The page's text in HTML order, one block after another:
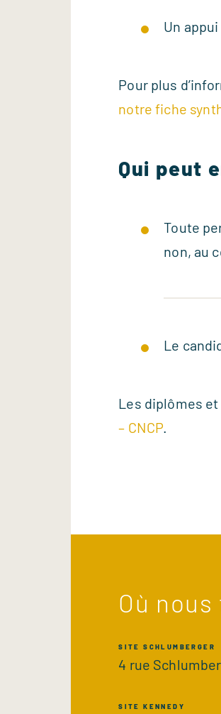
Un
Pour plus
notre fiche
Qui peut
Toute
non, au
Le
Les diplômes
– CNCP
Où
SITE SCHLUMBERGER
4 rue
SITE KENNEDY